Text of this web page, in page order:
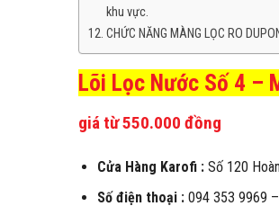
khu vực.
CHỨC NĂNG MÀNG LỌC RO
Lõi Lọc Nước Số 4 –
giá từ 550.000 đồng
Cửa Hàng Karofi :Số 120
Số điện thoại :094 353 9969